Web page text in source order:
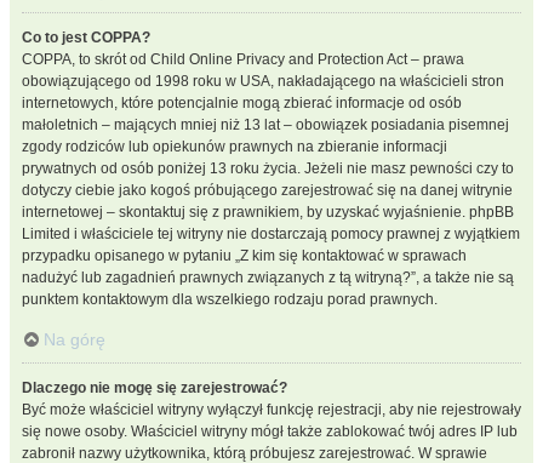
Co to jest COPPA?
COPPA, to skrót od Child Online Privacy and Protection Act – prawa
obowiązującego od 1998 roku w USA, nakładającego na właścicieli stron
internetowych, które potencjalnie mogą zbierać informacje od osób
małoletnich – mających mniej niż 13 lat – obowiązek posiadania pisemnej
zgody rodziców lub opiekunów prawnych na zbieranie informacji
prywatnych od osób poniżej 13 roku życia. Jeżeli nie masz pewności czy to
dotyczy ciebie jako kogoś próbującego zarejestrować się na danej witrynie
internetowej – skontaktuj się z prawnikiem, by uzyskać wyjaśnienie. phpBB
Limited i właściciele tej witryny nie dostarczają pomocy prawnej z wyjątkiem
przypadku opisanego w pytaniu „Z kim się kontaktować w sprawach
nadużyć lub zagadnień prawnych związanych z tą witryną?”, a także nie są
punktem kontaktowym dla wszelkiego rodzaju porad prawnych.
Na górę
Dlaczego nie mogę się zarejestrować?
Być może właściciel witryny wyłączył funkcję rejestracji, aby nie rejestrowały
się nowe osoby. Właściciel witryny mógł także zablokować twój adres IP lub
zabronił nazwy użytkownika, którą próbujesz zarejestrować. W sprawie